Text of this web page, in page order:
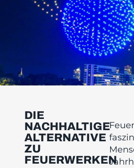
DIE
NACHHALTIGE
ALTERNATIVE
ZU
FEUERWERKEN